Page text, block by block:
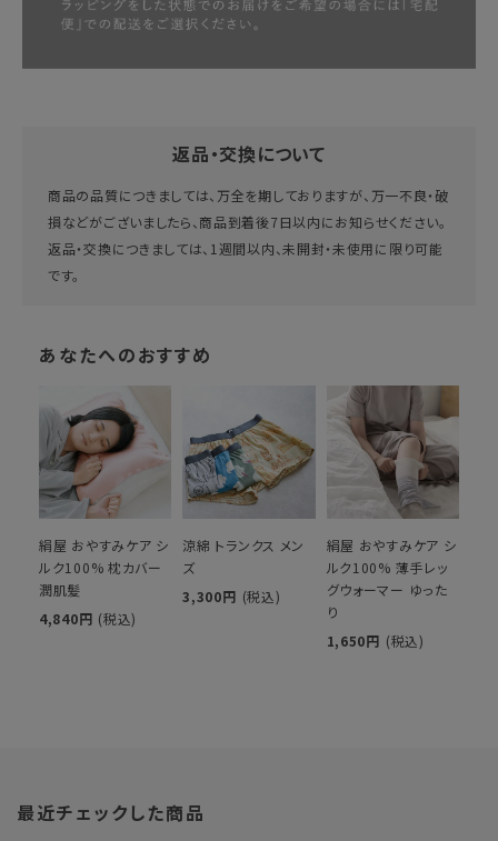
返品・交換について
商品の品質につきましては、万全を期しておりますが、万一不良・破
損などがございましたら、商品到着後7日以内にお知らせください。
返品・交換につきましては、1週間以内、未開封・未使用に限り可能
です。
あなたへのおすすめ
絹屋 おやすみケア シ
ルク100% 枕カバー
潤肌髪
4,840円 (税込)
涼綿 トランクス メン
ズ
3,300円 (税込)
絹屋 おやすみケア シ
ルク100% 薄手レッ
グウォーマー ゆった
り
1,650円 (税込)
最近チェックした商品